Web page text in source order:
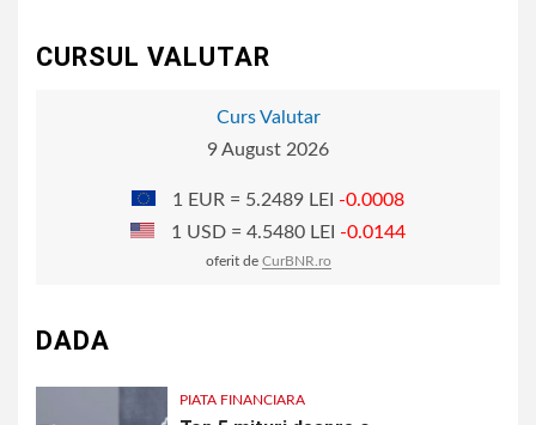
CURSUL VALUTAR
Curs Valutar
9 August 2026
1 EUR = 5.2489 LEI -0.0008
1 USD = 4.5480 LEI -0.0144
oferit de CurBNR.ro
DADA
PIATA FINANCIARA